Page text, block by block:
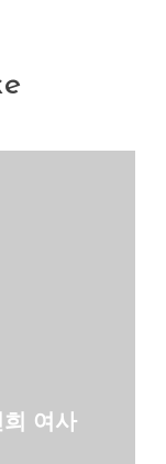
희 여사